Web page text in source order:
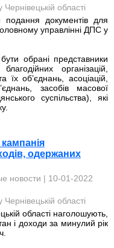
області
подання документів для
управлінні ДПС у
обрані представники
організацій,
їх об’єднань, асоціацій,
засобів масової
суспільства), які
одержаних
новости | 10-01-2022
області
області наголошують,
і доходи за минулий рік